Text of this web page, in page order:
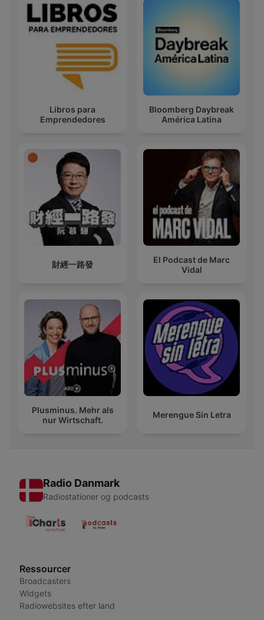
Libros para
Emprendedores
Bloomberg Daybreak
América Latina
財經一路發
El Podcast de Marc
Vidal
Plusminus. Mehr als
nur Wirtschaft.
Merengue Sin Letra
Radio Danmark
Radiostationer og podcasts
Ressourcer
Broadcasters
Widgets
Radiowebsites efter land